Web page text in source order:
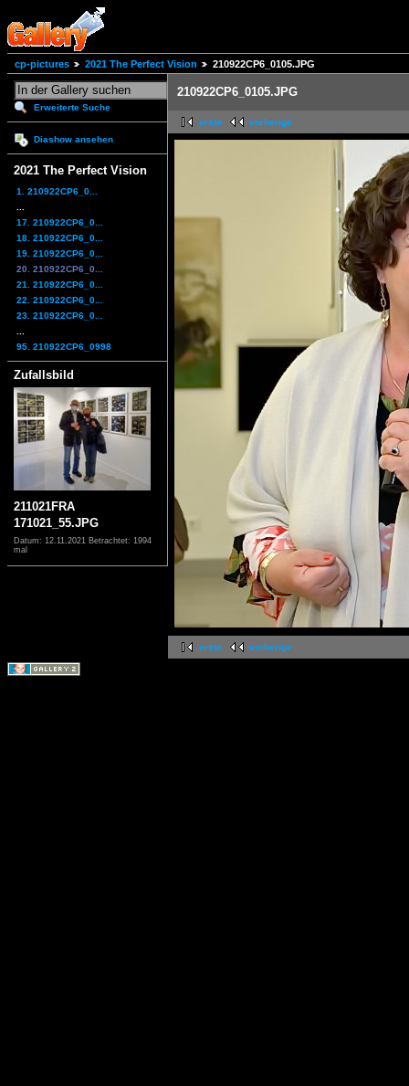
cp-pictures 2021 The Perfect Vision 210922CP6_0105.JPG
Erweiterte Suche
Diashow ansehen
2021 The Perfect Vision
1. 210922CP6_0...
17. 210922CP6_0...
18. 210922CP6_0...
19. 210922CP6_0...
20. 210922CP6_0...
21. 210922CP6_0...
22. 210922CP6_0...
23. 210922CP6_0...
95. 210922CP6_0998
Zufallsbild
211021FRA
171021_55.JPG
Datum: 12.11.2021 Betrachtet: 1994
mal
210922CP6_0105.JPG
erste vorherige
erste vorherige